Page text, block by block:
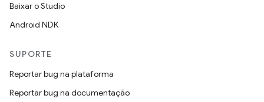
Baixar o Studio
Android NDK
SUPORTE
Reportar bug na plataforma
Reportar bug na documentação